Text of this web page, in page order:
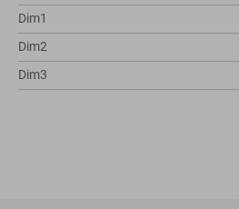
Dim1
Dim2
Dim3